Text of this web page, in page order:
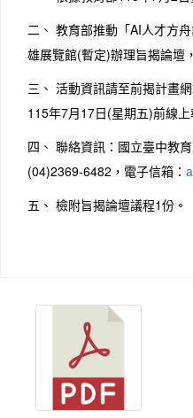
二、 教育部推動「AI人才方
雄展覽館(暫定)辦理旨揭論壇
三、 活動資訊請至前揭計畫
115年7月17日(星期五)前線
四、 聯絡資訊：國立臺中教
(04)2369-6482，電子信箱：
五、 檢附旨揭論壇議程1份。